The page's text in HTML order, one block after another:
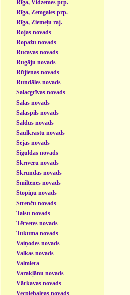
Rīga, Vidzemes prp.
Rīga, Zemgales prp.
Rīga, Ziemeļu raj.
Rojas novads
Ropažu novads
Rucavas novads
Rugāju novads
Rūjienas novads
Rundāles novads
Salacgrīvas novads
Salas novads
Salaspils novads
Saldus novads
Saulkrastu novads
Sējas novads
Siguldas novads
Skrīveru novads
Skrundas novads
Smiltenes novads
Stopiņu novads
Strenču novads
Talsu novads
Tērvetes novads
Tukuma novads
Vaiņodes novads
Valkas novads
Valmiera
Varakļānu novads
Vārkavas novads
Vecpiebalgas novads